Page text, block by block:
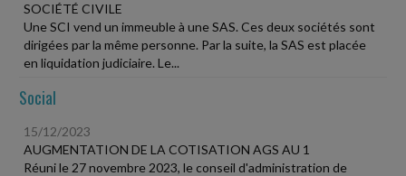
SOCIÉTÉ CIVILE
Une SCI vend un immeuble à une SAS. Ces deux sociétés sont
dirigées par la même personne. Par la suite, la SAS est placée
en liquidation judiciaire. Le...
Social
15/12/2023
AUGMENTATION DE LA COTISATION AGS AU 1
Réuni le 27 novembre 2023, le conseil d'administration de